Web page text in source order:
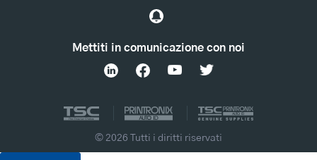
Mettiti in comunicazione con noi
© 2026 Tutti i diritti riservati